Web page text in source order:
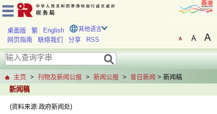
桌面版 繁 English 其他语言
网页指南 联络我们 分享 RSS
主页 > 刊物及新闻公报 > 新闻公报 > 昔日新闻 > 新闻稿
新闻稿
(资料来源:政府新闻处)